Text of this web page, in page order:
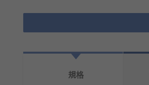
規格